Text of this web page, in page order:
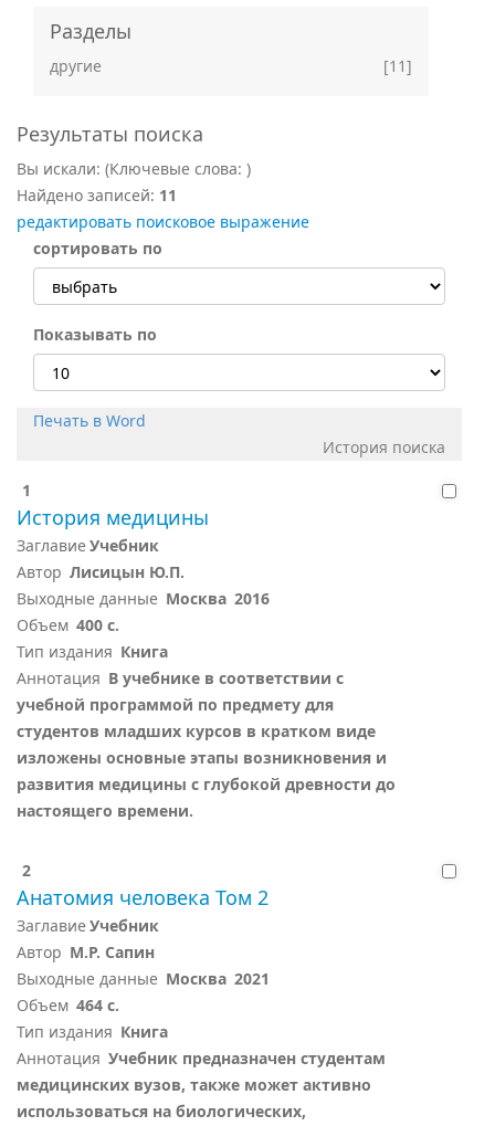
Разделы
другие [11]
Результаты поиска
Вы искали: (Ключевые слова: )
Найдено записей: 11
редактировать поисковое выражение
сортировать по
Показывать по
Печать в Word
История поиска
1
История медицины
ЗаглавиеУчебник
Автор Лисицын Ю.П.
Выходные данные Москва 2016
Объем 400 с.
Тип издания Книга
Аннотация В учебнике в соответствии с
учебной программой по предмету для
студентов младших курсов в кратком виде
изложены основные этапы возникновения и
развития медицины с глубокой древности до
настоящего времени.
2
Анатомия человека Том 2
ЗаглавиеУчебник
Автор М.Р. Сапин
Выходные данные Москва 2021
Объем 464 с.
Тип издания Книга
Аннотация Учебник предназначен студентам
медицинских вузов, также может активно
использоваться на биологических,